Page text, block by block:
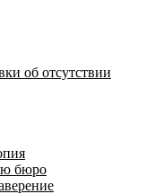
об отсутствии
бюро